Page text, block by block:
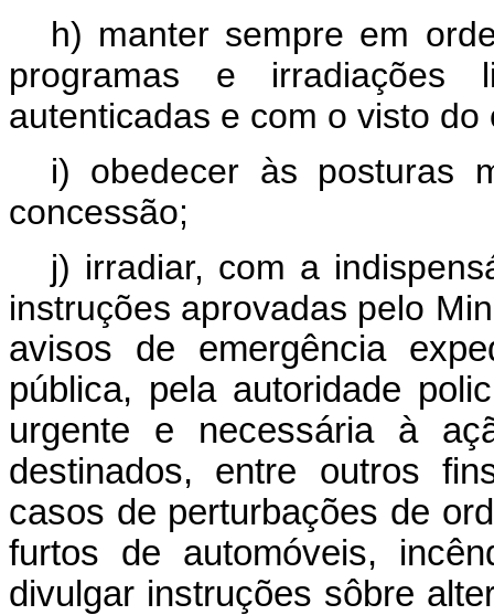
h) manter sempre em
programas e irradiações
autenticadas e com o visto
i) obedecer às posturas
concessão;
j) irradiar, com a
instruções aprovadas pelo
avisos de emergência
pública, pela autoridade
urgente e necessária à
destinados, entre outros
casos de perturbações de
furtos de automóveis,
divulgar instruções sôbre